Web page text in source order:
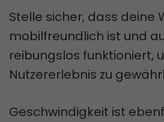
Stelle sicher, dass deine
mobilfreundlich ist und
reibungslos funktioniert,
Nutzererlebnis zu
Geschwindigkeit ist